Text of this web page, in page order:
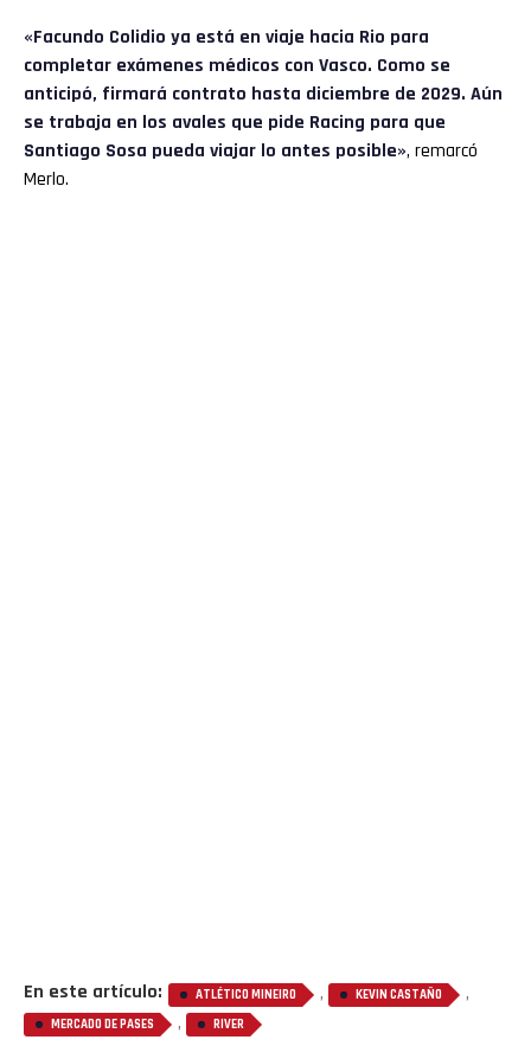
«Facundo Colidio ya está en viaje hacia Rio para
completar exámenes médicos con Vasco. Como se
anticipó, firmará contrato hasta diciembre de 2029. Aún
se trabaja en los avales que pide Racing para que
Santiago Sosa pueda viajar lo antes posible», remarcó
Merlo.
En este artículo: ATLÉTICO MINEIRO , KEVIN CASTAÑO ,
MERCADO DE PASES , RIVER